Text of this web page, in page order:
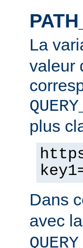
La
valeur
plus
Dans
avec